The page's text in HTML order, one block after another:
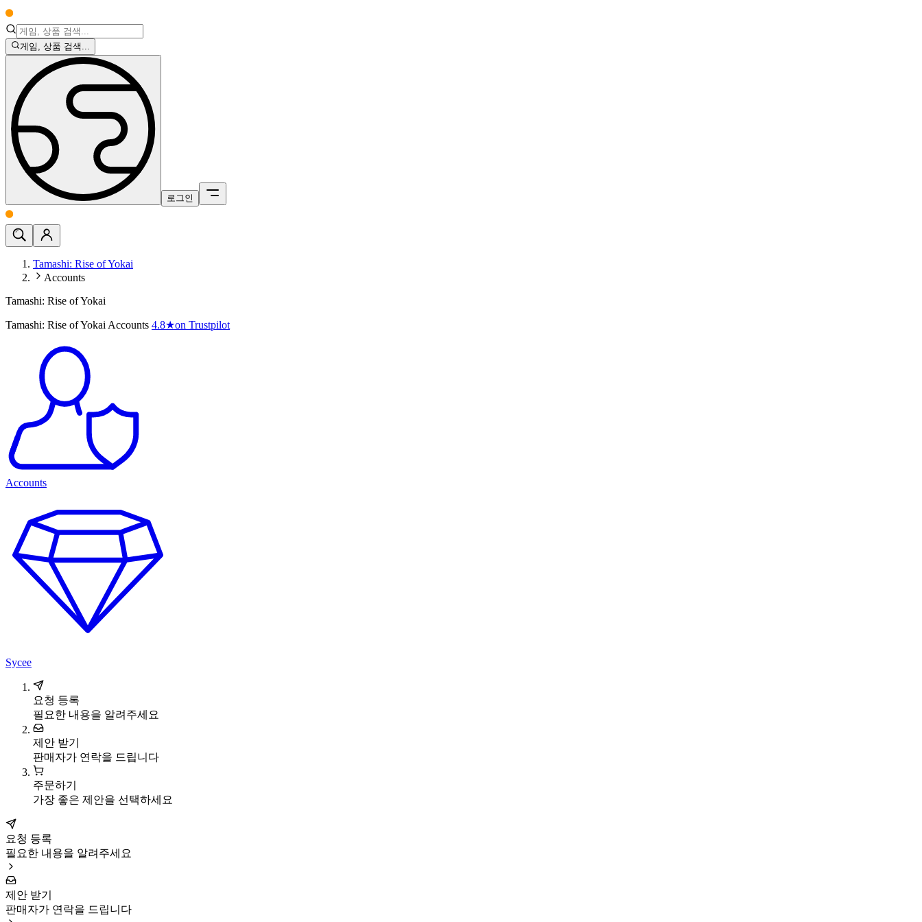
게임, 상품 검색...
로그인
Tamashi: Rise of Yokai
Accounts
Tamashi: Rise of Yokai
Tamashi: Rise of Yokai Accounts 4.8★on Trustpilot
Accounts
Sycee
요청 등록
필요한 내용을 알려주세요
제안 받기
판매자가 연락을 드립니다
주문하기
가장 좋은 제안을 선택하세요
요청 등록
필요한 내용을 알려주세요
제안 받기
판매자가 연락을 드립니다